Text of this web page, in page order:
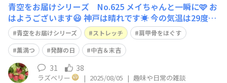
青空をお届けシリーズ No.625 メイちゃんと一瞬に🩷 お
はようございます😃 神戸は晴れです☀️ 今の気温は29度、
予想最高気温は34度です🥵 今日のストレッチは難易度
⭐️⭐️⭐️ 立ってでも座ってでも大丈夫です。 骨盤を立てて、
下腹を引き上げて背筋を伸ばします。 脚は腰幅に開きま
す。 椅子
青空をお届けシリーズ ストレッチ
肩甲骨をほぐす
薫満つ
発酵の日 中吉＆末吉
31 38
ラズベリー | 2025/08/05 | 趣味や日常の雑談